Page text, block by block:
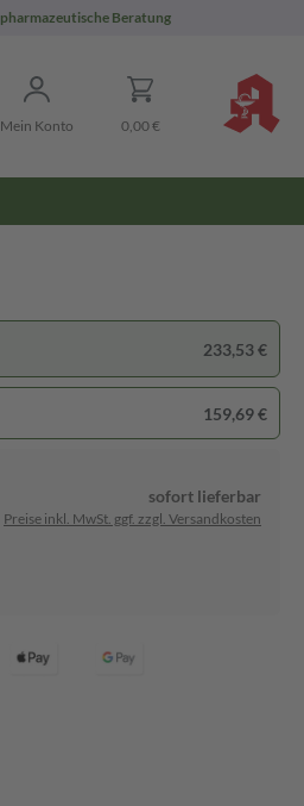
pharmazeutische Beratung
Mein Konto 0,00 €
233,53 €
159,69 €
sofort lieferbar
Preise inkl. MwSt. ggf. zzgl. Versandkosten